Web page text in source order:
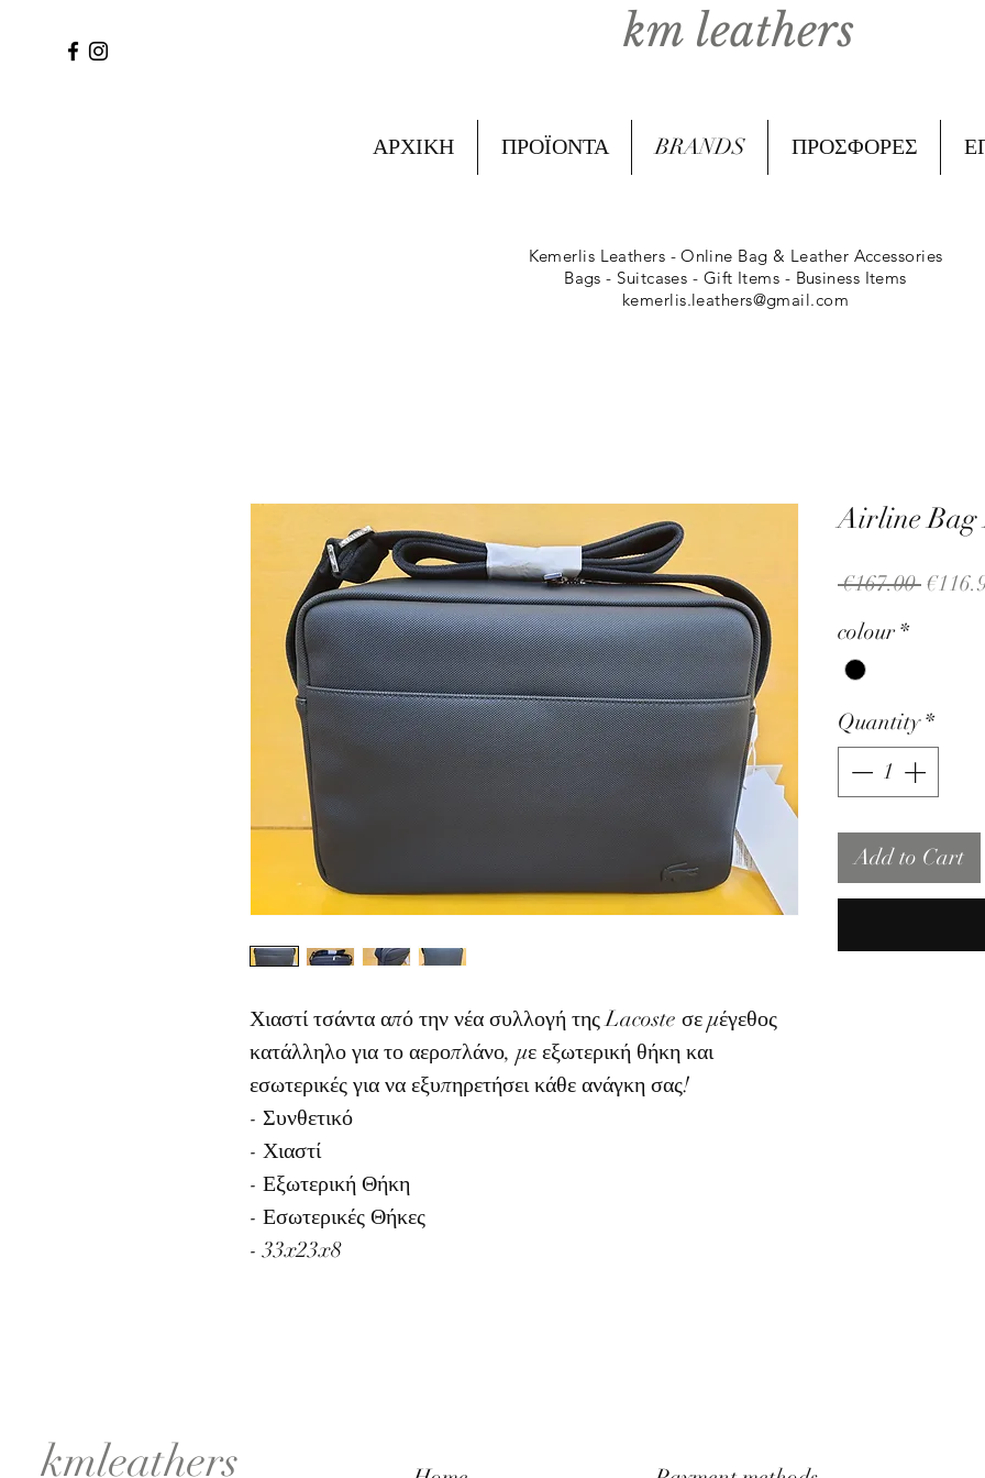
km leathers
ΑΡΧΙΚΗ ΠΡΟΪΟΝΤΑ BRANDS ΠΡΟΣΦΟΡΕΣ
Kemerlis Leathers - Online Bag & Leather Accessories
Bags - Suitcases - Gift Items - Business Items
kemerlis.leathers@gmail.com
Χιαστί τσάντα από την νέα συλλογή της Lacoste σε μέγεθος
κατάλληλο για το αεροπλάνο, με εξωτερική θήκη και
εσωτερικές για να εξυπηρετήσει κάθε ανάγκη σας!
- Συνθετικό
- Χιαστί
- Εξωτερική Θήκη
- Εσωτερικές Θήκες
- 33x23x8
Airline Bag
€167.00
colour *
Quantity *
Add to Cart
kmleathers